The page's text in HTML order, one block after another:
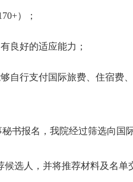
）；
良好的适应能力；
自行支付国际旅费、住宿费
秘书报名， 我院经过筛选向国
候选人 ， 并将推荐材料及名单